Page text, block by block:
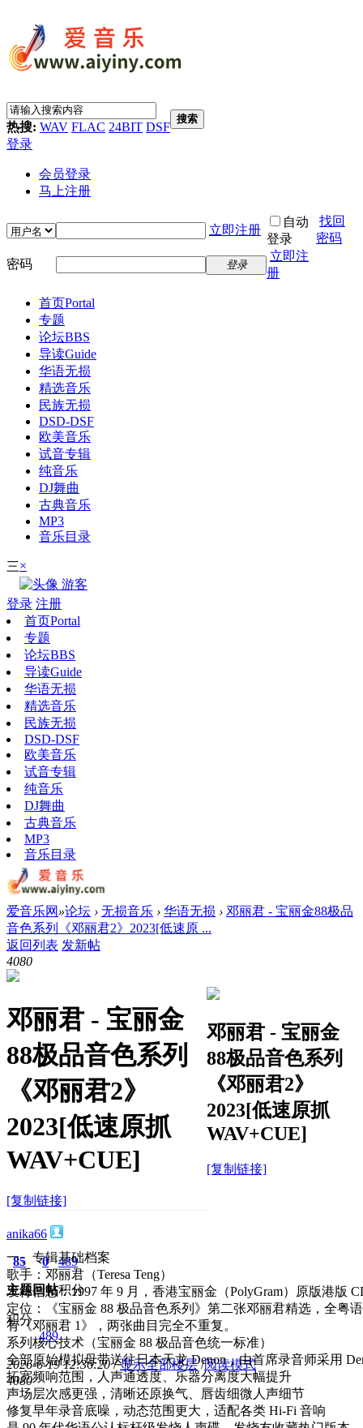
热搜: WAV FLAC 24BIT DSF
搜索
登录
会员登录
马上注册
立即注册
自动
登录
找回
密码
密码
登录
立即注
册
首页Portal
专题
论坛BBS
导读Guide
华语无损
精选音乐
民族无损
DSD-DSF
欧美音乐
试音专辑
纯音乐
DJ舞曲
古典音乐
MP3
音乐目录
三×
游客
登录 注册
首页Portal
专题
论坛BBS
导读Guide
华语无损
精选音乐
民族无损
DSD-DSF
欧美音乐
试音专辑
纯音乐
DJ舞曲
古典音乐
MP3
音乐目录
爱音乐网 »论坛 › 无损音乐 › 华语无损 › 邓丽君 - 宝丽金88极品
音色系列《邓丽君2》2023[低速原 ...
返回列表 发新帖
4080
邓丽君 - 宝丽金
88极品音色系列
《邓丽君2》
2023[低速原抓
WAV+CUE]
[复制链接]
邓丽君 - 宝丽金
88极品音色系列
《邓丽君2》
2023[低速原抓
WAV+CUE]
[复制链接]
anika66
85
主题
0
回帖
489
积分
积分
489
2026-6-19 12:36:20 / 显示全部楼层 /阅读模式
4080
一、专辑基础档案
歌手：邓丽君（Teresa Teng）
发行信息：1997 年 9 月，香港宝丽金（PolyGram）原版港版
定位：《宝丽金 88 极品音色系列》第二张邓丽君精选，全粤
有《邓丽君 1》，两张曲目完全不重复。
系列核心技术（宝丽金 88 极品音色统一标准）
全部原始模拟母带送往日本天龙 Denon，由首席录音师采用
拓宽频响范围，人声通透度、乐器分离度大幅提升
声场层次感更强，清晰还原换气、唇齿细微人声细节
修复早年录音底噪，动态范围更大，适配各类 Hi-Fi 音响